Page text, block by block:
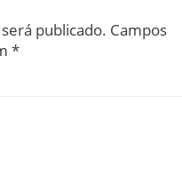
publicado. Campos
*